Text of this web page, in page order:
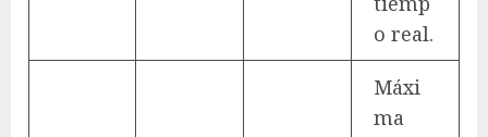
o real.
Máxi
ma